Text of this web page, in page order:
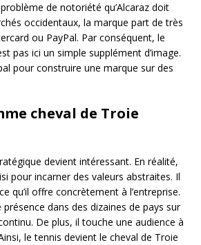
de notoriété qu’Alcaraz doit
occidentaux, la marque part de très
ou PayPal. Par conséquent, le
pas ici un simple supplément d’image.
pour construire une marque sur des
cheval de Troie
devient intéressant. En réalité,
pour incarner des valeurs abstraites. Il
qu’il offre concrètement à l’entreprise.
dans des dizaines de pays sur
De plus, il touche une audience à
le tennis devient le cheval de Troie